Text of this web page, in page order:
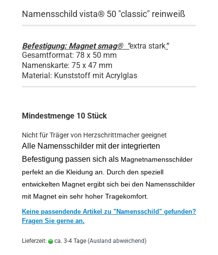
Namensschild vista® 50 "classic" reinweiß
Befestigung: Magnet smag® "extra stark"
Gesamtformat: 78 x 50 mm
Namenskarte: 75 x 47 mm
Material: Kunststoff mit Acrylglas
Mindestmenge 10 Stück
Nicht für Träger von Herzschrittmacher geeignet
Alle Namensschilder mit der integrierten
Befestigung passen sich als Magnetnamensschilder
perfekt an die Kleidung an. Durch den speziell
entwickelten Magnet ergibt sich bei den Namensschilder
mit Magnet ein sehr hoher Tragekomfort.
Keine passendende Artikel zu "Namensschild" gefunden?
Fragen Sie gerne an.
Lieferzeit: ca. 3-4 Tage (Ausland abweichend)